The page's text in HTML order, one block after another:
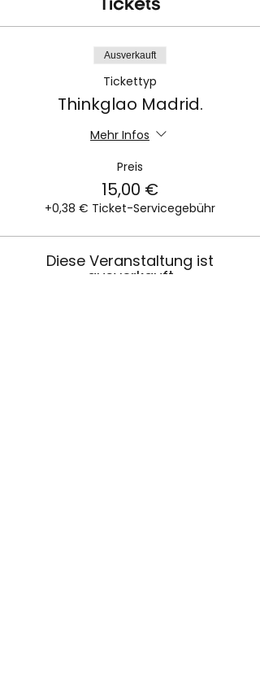
Tickets
Ausverkauft
Tickettyp
Thinkglao Madrid.
Mehr Infos
Preis
15,00 €
+0,38 € Ticket-Servicegebühr
Diese Veranstaltung ist
ausverkauft